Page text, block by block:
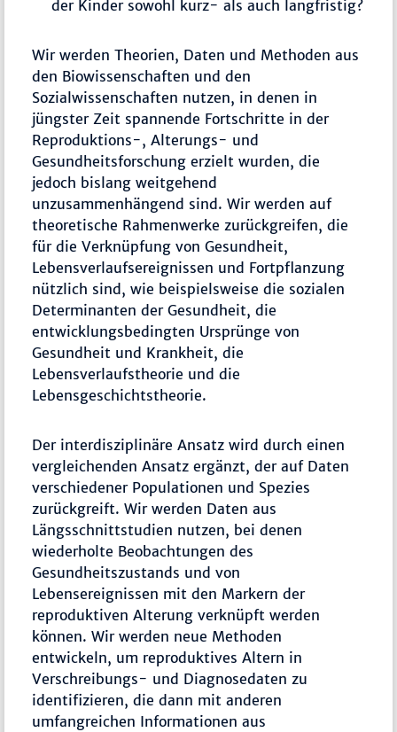
der Kinder sowohl kurz- als auch langfristig?
Wir werden Theorien, Daten und Methoden aus
den Biowissenschaften und den
Sozialwissenschaften nutzen, in denen in
jüngster Zeit spannende Fortschritte in der
Reproduktions-, Alterungs- und
Gesundheitsforschung erzielt wurden, die
jedoch bislang weitgehend
unzusammenhängend sind. Wir werden auf
theoretische Rahmenwerke zurückgreifen, die
für die Verknüpfung von Gesundheit,
Lebensverlaufsereignissen und Fortpflanzung
nützlich sind, wie beispielsweise die sozialen
Determinanten der Gesundheit, die
entwicklungsbedingten Ursprünge von
Gesundheit und Krankheit, die
Lebensverlaufstheorie und die
Lebensgeschichtstheorie.
Der interdisziplinäre Ansatz wird durch einen
vergleichenden Ansatz ergänzt, der auf Daten
verschiedener Populationen und Spezies
zurückgreift. Wir werden Daten aus
Längsschnittstudien nutzen, bei denen
wiederholte Beobachtungen des
Gesundheitszustands und von
Lebensereignissen mit den Markern der
reproduktiven Alterung verknüpft werden
können. Wir werden neue Methoden
entwickeln, um reproduktives Altern in
Verschreibungs- und Diagnosedaten zu
identifizieren, die dann mit anderen
umfangreichen Informationen aus